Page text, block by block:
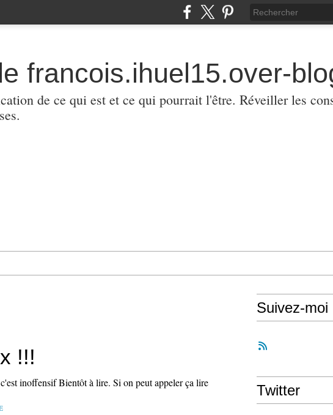
francois.ihuel15.over-
de ce qui est et ce qui pourrait l'être. Réveiller les
!!!
inoffensif Bientôt à lire. Si on peut appeler ça lire
Suivez-moi
Twitter